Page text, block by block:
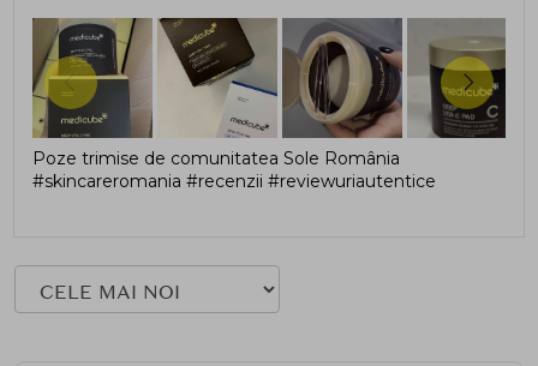
Poze trimise de comunitatea Sole România
#skincareromania #recenzii #reviewuriautentice